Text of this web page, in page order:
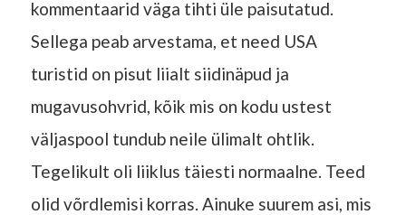
kommentaarid väga tihti üle paisutatud.
Sellega peab arvestama, et need USA
turistid on pisut liialt siidinäpud ja
mugavusohvrid, kõik mis on kodu ustest
väljaspool tundub neile ülimalt ohtlik.
Tegelikult oli liiklus täiesti normaalne. Teed
olid võrdlemisi korras. Ainuke suurem asi, mis